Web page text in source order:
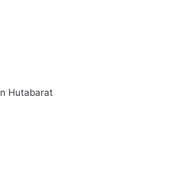
Hutabarat